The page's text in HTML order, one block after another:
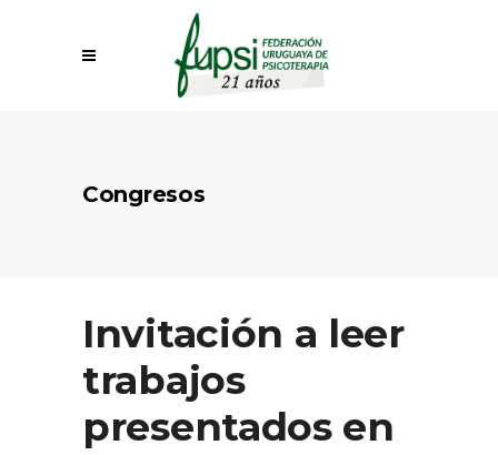
Congresos
Invitación a leer
trabajos
presentados en